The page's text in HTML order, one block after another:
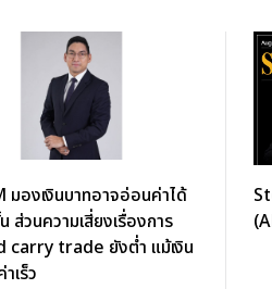
มองเงินบาทอาจอ่อนค่าได้
ส่วนความเสี่ยงเรื่องการ
carry trade ยังต่ำ แม้เงิน
เร็ว